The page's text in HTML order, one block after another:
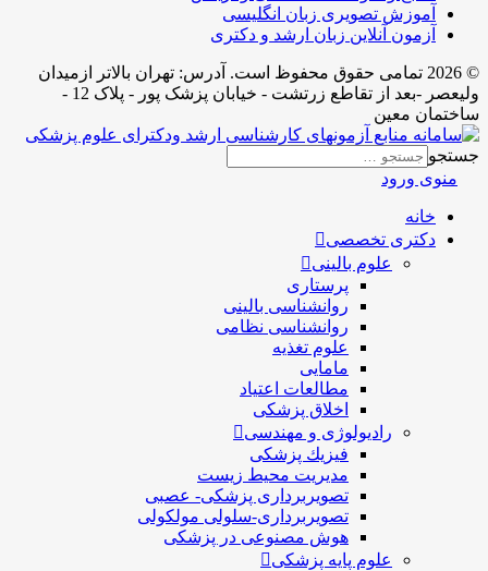
آموزش تصویری زبان انگلیسی
آزمون آنلاین زبان ارشد و دکتری
© 2026 تمامی حقوق محفوظ است. آدرس:‌ تهران بالاتر ازمیدان
ولیعصر -بعد از تقاطع زرتشت - خیابان پزشک پور - پلاک 12 -
ساختمان معین
جستجو
منوی ورود
خانه
دکتری تخصصی
علوم بالینی
پرستاری
روانشناسی بالینی
روانشناسی نظامی
علوم تغذیه
مامایی
مطالعات اعتیاد
اخلاق پزشکی
رادیولوژی و مهندسی
فيزيك پزشکی
مدیریت محیط زیست
تصویربرداری پزشکی- عصبی
تصویربرداری-سلولی مولکولی
هوش مصنوعی در پزشکی
علوم پایه پزشکی